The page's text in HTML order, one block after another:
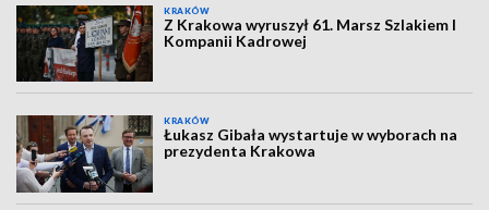
KRAKÓW
Z Krakowa wyruszył 61. Marsz Szlakiem I
Kompanii Kadrowej
KRAKÓW
Łukasz Gibała wystartuje w wyborach na
prezydenta Krakowa